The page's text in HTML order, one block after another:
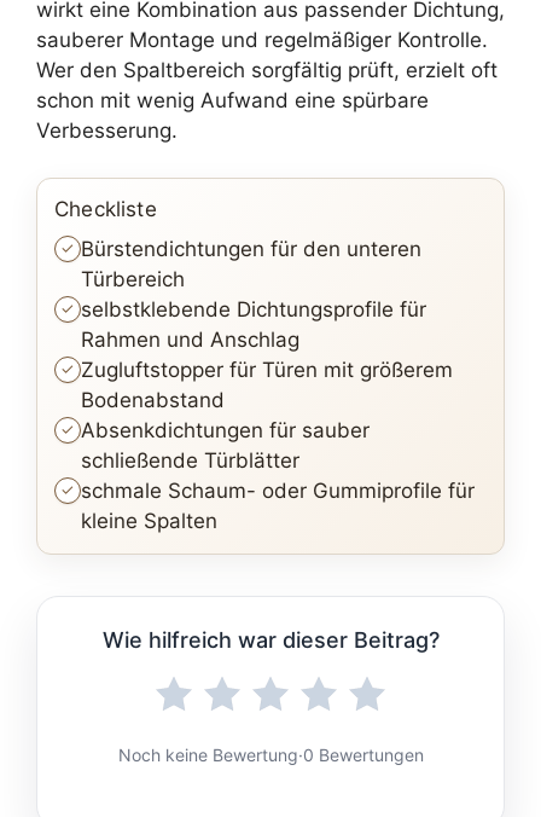
wirkt eine Kombination aus passender Dichtung,
sauberer Montage und regelmäßiger Kontrolle.
Wer den Spaltbereich sorgfältig prüft, erzielt oft
schon mit wenig Aufwand eine spürbare
Verbesserung.
Checkliste
Bürstendichtungen für den unteren
Türbereich
selbstklebende Dichtungsprofile für
Rahmen und Anschlag
Zugluftstopper für Türen mit größerem
Bodenabstand
Absenkdichtungen für sauber
schließende Türblätter
schmale Schaum- oder Gummiprofile für
kleine Spalten
Wie hilfreich war dieser Beitrag?
Noch keine Bewertung·0 Bewertungen